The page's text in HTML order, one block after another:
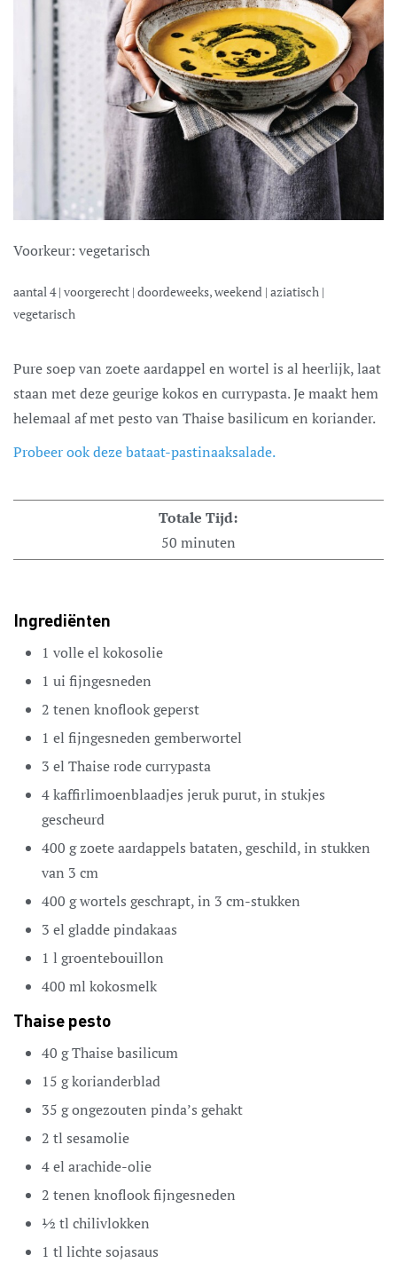
Voorkeur: vegetarisch
aantal 4| voorgerecht | doordeweeks, weekend | aziatisch |
vegetarisch
Pure soep van zoete aardappel en wortel is al heerlijk, laat
staan met deze geurige kokos en currypasta. Je maakt hem
helemaal af met pesto van Thaise basilicum en koriander.
Probeer ook deze bataat-pastinaaksalade.
Totale Tijd:
50 minuten
Ingrediënten
1 volle el kokosolie
1 ui fijngesneden
2 tenen knoflookgeperst
1 el fijngesneden gemberwortel
3 el Thaise rode currypasta
4kaffirlimoenblaadjes jeruk purut, in stukjes
gescheurd
400 gzoete aardappels bataten, geschild, in stukken
van 3 cm
400 gwortels geschrapt, in 3 cm-stukken
3 el gladde pindakaas
1 l groentebouillon
400 ml kokosmelk
Thaise pesto
40 gThaise basilicum
15 gkorianderblad
35 gongezouten pinda’s gehakt
2 tl sesamolie
4el arachide-olie
2 tenen knoflookfijngesneden
½ tl chilivlokken
1 tl lichte sojasaus